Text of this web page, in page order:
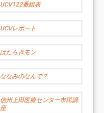
UCV122番組表
UCVレポート
はたらきモン
ななみのなんで？
信州上田医療センター市民講
座